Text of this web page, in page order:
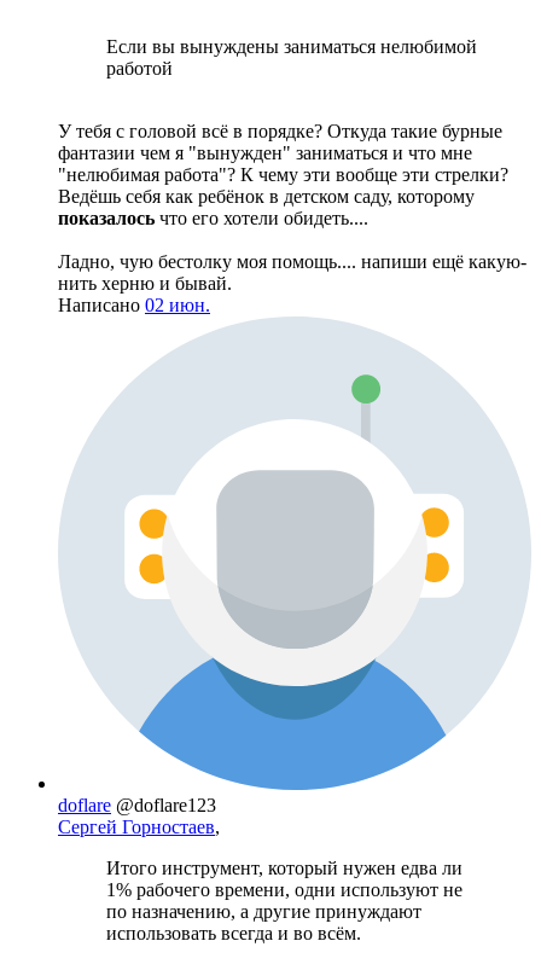
Если вы вынуждены заниматься нелюбимой
работой
У тебя с головой всё в порядке? Откуда такие бурные
фантазии чем я "вынужден" заниматься и что мне
"нелюбимая работа"? К чему эти вообще эти стрелки?
Ведёшь себя как ребёнок в детском саду, которому
показалось что его хотели обидеть....
Ладно, чую бестолку моя помощь.... напиши ещё какую-
нить херню и бывай.
Написано 02 июн.
doflare @doflare123
Сергей Горностаев,
Итого инструмент, который нужен едва ли
1% рабочего времени, одни используют не
по назначению, а другие принуждают
использовать всегда и во всём.